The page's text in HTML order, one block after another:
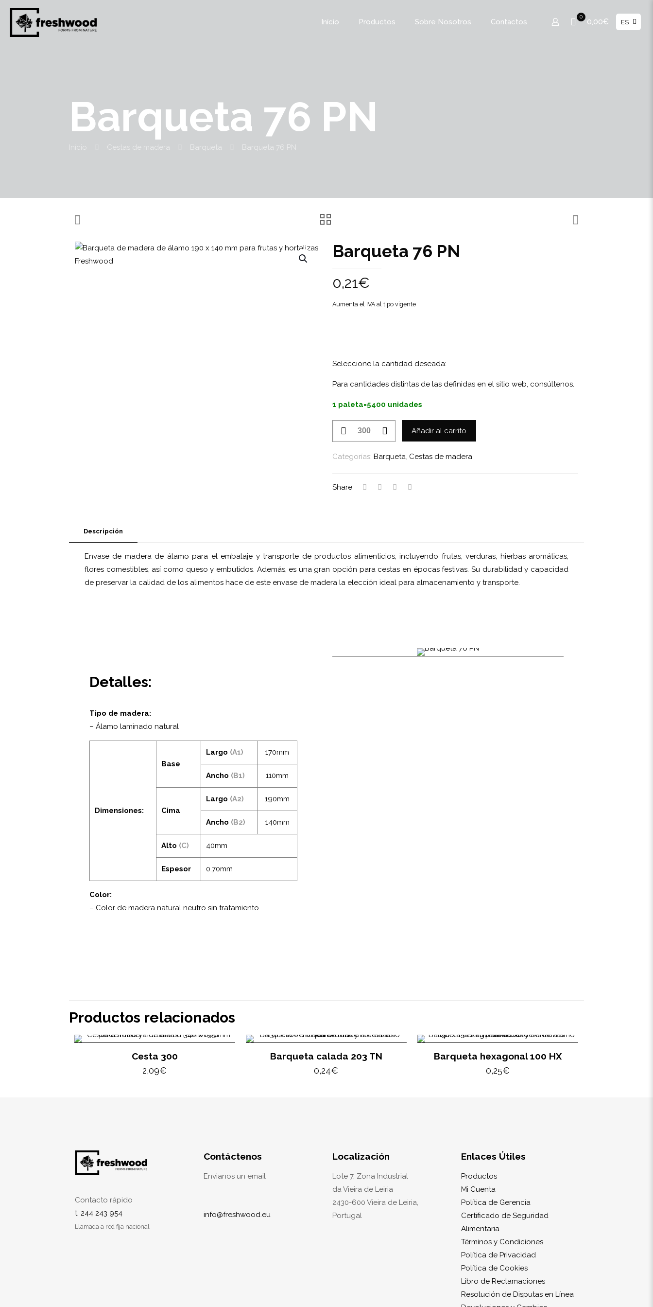
Início Productos Sobre Nosotros Contactos
0
0,00€ ES
Barqueta 76 PN
Início Cestas de madera Barqueta Barqueta 76 PN
Barqueta 76 PN
0,21€
Aumenta el IVA al tipo vigente
Seleccione la cantidad deseada:
Para cantidades distintas de las definidas en el sitio web, consúltenos.
1 paleta=5400 unidades
Barqueta
PN
Añadir al carrito
Categorías: Barqueta, Cestas de madera
Share
Descripción
Envase de madera de álamo para el embalaje y transporte de productos alimenticios, incluyendo frutas, verduras, hierbas aromáticas,
flores comestibles, así como queso y embutidos. Además, es una gran opción para cestas en épocas festivas. Su durabilidad y capacidad
de preservar la calidad de los alimentos hace de este envase de madera la elección ideal para almacenamiento y transporte.
Detalles:
Tipo de madera:
– Álamo laminado natural
Dimensiones:
Base
Largo (A1) 170mm
Ancho (B1) 110mm
Cima
Largo (A2) 190mm
Ancho (B2) 140mm
Alto (C) 40mm
Espesor 0.70mm
Color:
– Color de madera natural neutro sin tratamiento
Productos relacionados
Cesta 300
2,09€
Barqueta calada 203 TN
0,24€
Barqueta hexagonal 100 HX
0,25€
Contacto rápido
t. 244 243 954
Llamada a red fija nacional
Contáctenos
Envianos un email
info@freshwood.eu
Localización
Lote 7, Zona Industrial
da Vieira de Leiria
2430-600 Vieira de Leiria,
Portugal
Enlaces Útiles
Productos
Mi Cuenta
Política de Gerencia
Certificado de Seguridad
Alimentaria
Términos y Condiciones
Política de Privacidad
Política de Cookies
Libro de Reclamaciones
Resolución de Disputas en Línea